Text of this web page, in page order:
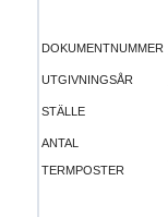
dokumentnummer
utgivningsår
ställe
antal
termposter